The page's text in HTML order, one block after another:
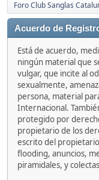
Foro Club Sanglas
Acuerdo de
Está de acuerdo,
ningún material que
vulgar, que incite al
sexualmente,
persona, material
Internacional.
protegido por
propietario de los
escrito del
flooding, anuncios,
piramidales, y